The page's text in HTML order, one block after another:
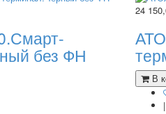
без ФН
24
В
|